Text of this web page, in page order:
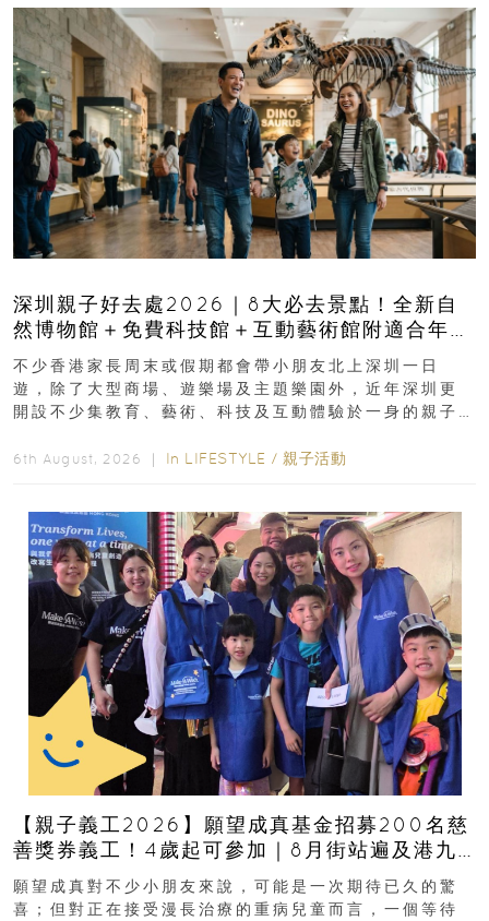
深圳親子好去處2026｜8大必去景點！全新自
然博物館＋免費科技館＋互動藝術館附適合年
齡、交通、門票、開放時間
不少香港家長周末或假期都會帶小朋友北上深圳一日
遊，除了大型商場、遊樂場及主題樂園外，近年深圳更
開設不少集教育、藝術、科技及互動體驗於一身的親子
6th August, 2026 ｜ In LIFESTYLE / 親子活動
【親子義工2026】願望成真基金招募200名慈
善獎券義工！4歲起可參加｜8月街站遍及港九
新界
願望成真對不少小朋友來說，可能是一次期待已久的驚
喜；但對正在接受漫長治療的重病兒童而言，一個等待